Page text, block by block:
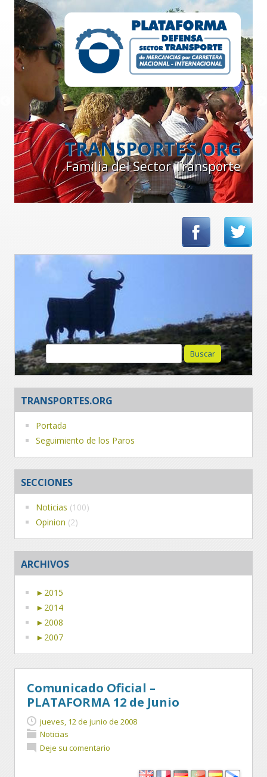
TRANSPORTES.ORG
Familia del Sector Transporte
Buscar:
TRANSPORTES.ORG
Portada
Seguimiento de los Paros
SECCIONES
Noticias (100)
Opinion (2)
ARCHIVOS
► 2015
► 2014
► 2008
► 2007
Comunicado Oficial –
PLATAFORMA 12 de Junio
jueves, 12 de junio de 2008
Noticias
Deje su comentario